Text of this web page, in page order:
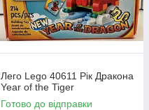
Лего Lego 40611 Рік Дракона
Year of the Tiger
Готово до відправки